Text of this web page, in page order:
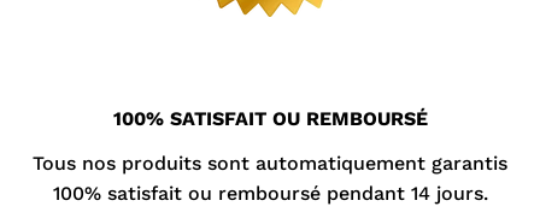
100% SATISFAIT OU REMBOURSÉ
Tous nos produits sont automatiquement garantis
100% satisfait ou remboursé pendant 14 jours.